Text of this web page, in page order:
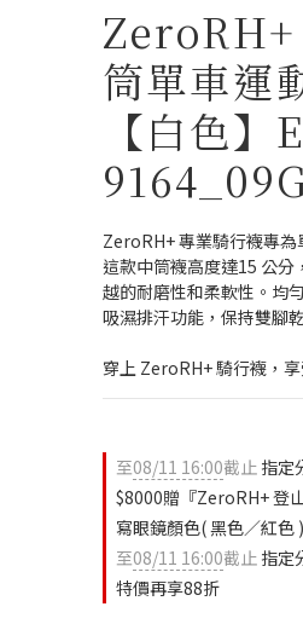
ZeroRH+
筒單車運
【白色】
ZeroRH+ 專業騎行襪專為
這款中筒襪高度達15 公分
越的耐磨性和柔軟性。均
吸濕排汗功能，保持雙腳
穿上 ZeroRH+ 騎行襪，
至08/11 16:00截止 指定
$8000贈『ZeroRH+ 登
寫眼鏡顏色( 黑色／紅色 )
至08/11 16:00截止 指定
特價再享88折